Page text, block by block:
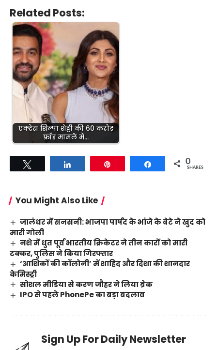
Related Posts:
एक्ट्रेस शिल्पा शेट्टी की 60 करोड़
फ्रॉड मामले में…
Share 0
SHARES
You Might Also Like
जालंधर में सनसनी: भाजपा पार्षद के भांजे के बेटे ने खुद को
मारी गोली
नशे में धुत पूर्व भारतीय क्रिकेटर ने तीन कारों को मारी
टक्कर, पुलिस ने किया गिरफ्तार
‘आशिकों की कॉलोनी’ में शाहिद और दिशा की शानदार
केमिस्ट्री
सोशल मीडिया से करण जौहर ने लिया ब्रेक
IPO से पहले PhonePe का बड़ा बदलाव
Sign Up For Daily Newsletter